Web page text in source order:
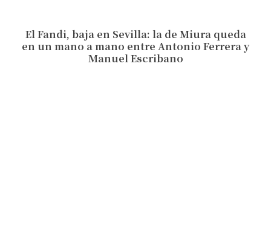
El Fandi, baja en Sevilla: la de Miura queda
en un mano a mano entre Antonio Ferrera y
Manuel Escribano